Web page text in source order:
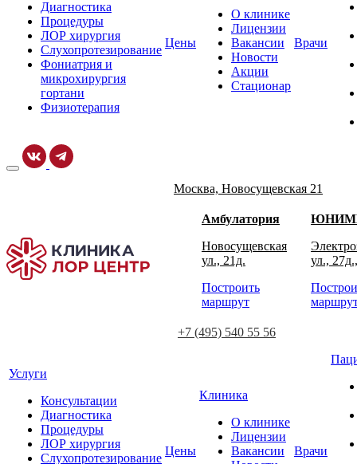
Диагностика
Процедуры
ЛОР хирургия
Слухопротезирование
Фониатрия и
микрохирургия
гортани
Физиотерапия
Цены
О клинике
Лицензии
Вакансии
Новости
Акции
Стационар
Врачи
Москва, Новосущевская 21
Амбулатория
Новосущевская
ул., 21д.
Построить
маршрут
ул.,
+7 (495) 540 55 56
Услуги
Консультации
Диагностика
Процедуры
ЛОР хирургия
Слухопротезирование
Цены
Клиника
О клинике
Лицензии
Вакансии
Врачи